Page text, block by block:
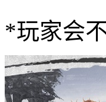
*玩家会